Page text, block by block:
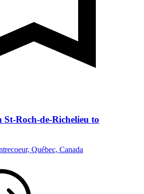
Roch-de-Richelieu to
Québec, Canada